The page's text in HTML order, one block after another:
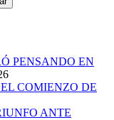
PENSANDO EN
COMIENZO DE
ANTE